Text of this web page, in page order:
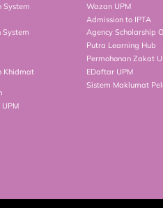
System
Khidmat
Wazan UPM
Admission to IPTA
Agency Scholarship
Putra Learning Hub
Permohonan Zakat
EDaftar UPM
Sistem Maklumat